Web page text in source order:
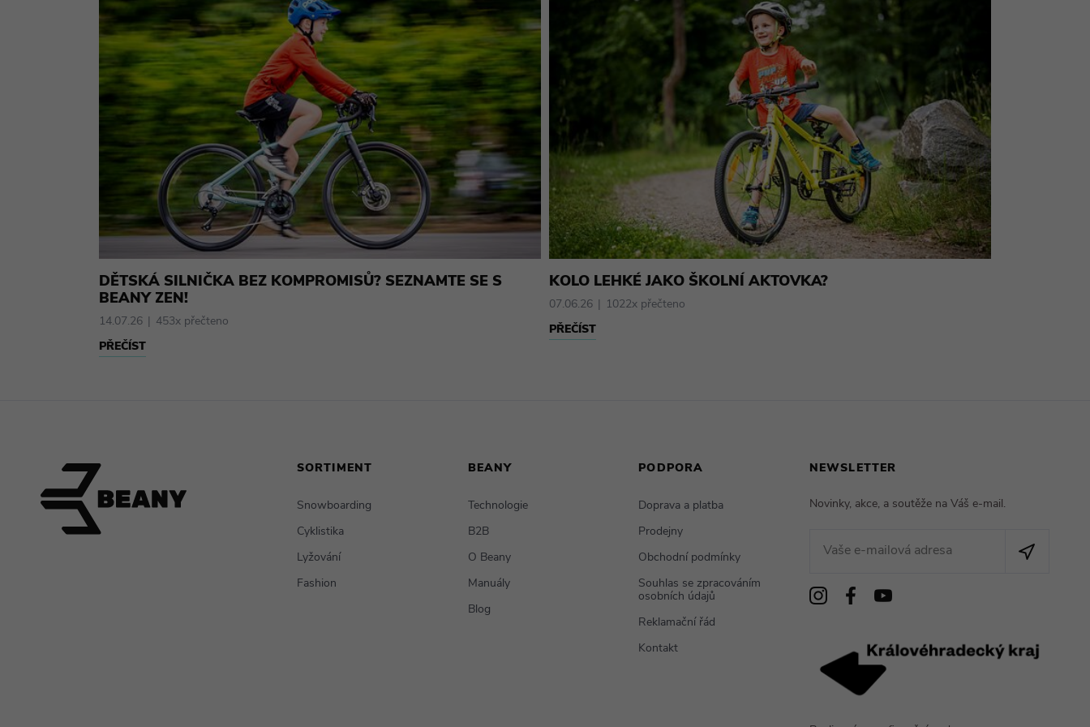
DĚTSKÁ SILNIČKA BEZ KOMPROMISŮ? SEZNAMTE SE S
BEANY ZEN!
14.07.26 453x přečteno
PŘEČÍST
KOLO LEHKÉ JAKO ŠKOLNÍ AKTOVKA?
07.06.26 1022x přečteno
PŘEČÍST
SORTIMENT
Snowboarding
Cyklistika
Lyžování
Fashion
BEANY
Technologie
B2B
O Beany
Manuály
Blog
PODPORA
Doprava a platba
Prodejny
Obchodní podmínky
Souhlas se zpracováním
osobních údajů
Reklamační řád
Kontakt
NEWSLETTER
Novinky, akce, a soutěže na Váš e-mail.